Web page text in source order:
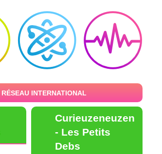
RÉSEAU INTERNATIONAL
Curieuzeneuzen
- Les Petits
Debs